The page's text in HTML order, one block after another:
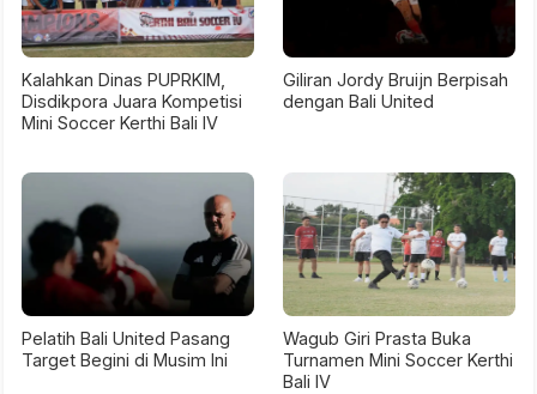
Kalahkan Dinas PUPRKIM,
Disdikpora Juara Kompetisi
Mini Soccer Kerthi Bali IV
Giliran Jordy Bruijn Berpisah
dengan Bali United
Pelatih Bali United Pasang
Target Begini di Musim Ini
Wagub Giri Prasta Buka
Turnamen Mini Soccer Kerthi
Bali IV